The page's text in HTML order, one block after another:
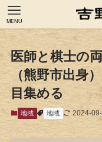
MENU
医師と棋士の
（熊野市出身
目集める
地域 地域 2024-